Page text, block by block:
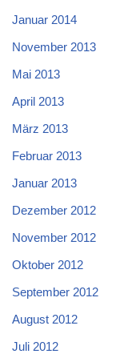
Januar 2014
November 2013
Mai 2013
April 2013
März 2013
Februar 2013
Januar 2013
Dezember 2012
November 2012
Oktober 2012
September 2012
August 2012
Juli 2012